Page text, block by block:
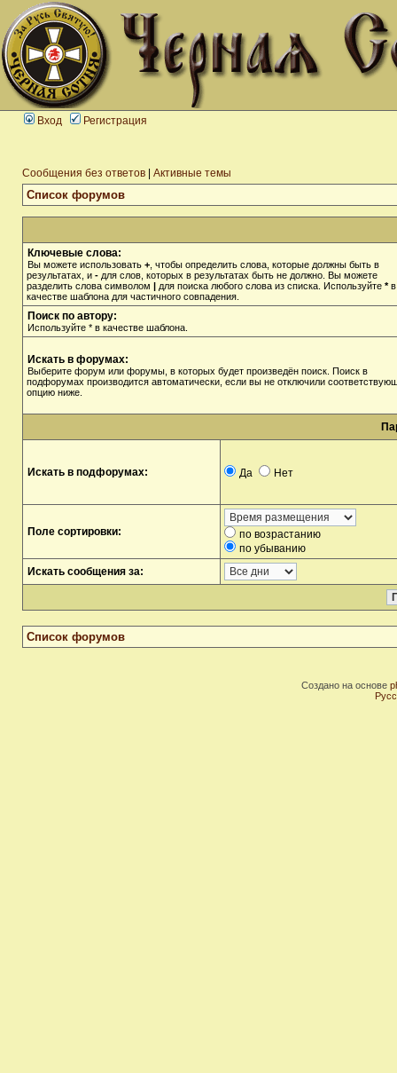
Вход Регистрация
Сообщения без ответов Активные темы
Список форумов
Ключевые слова:
Вы можете использовать + , чтобы определить слова, которые должны быть в
результатах, и - для слов, которых в результатах быть не должно. Вы можете
разделить слова символом | для поиска любого слова из списка. Используйте *в
качестве шаблона для частичного совпадения.
Поиск по автору:
Используйте * в качестве шаблона.
Искать в форумах:
Выберите форум или форумы, в которых будет произведён поиск. Поиск в
подфорумах производится автоматически, если вы не отключили
опцию ниже.
Искать в подфорумах: Да Нет
Поле сортировки:
по возрастанию
по убыванию
Искать сообщения за:
Список форумов
Создано на основе